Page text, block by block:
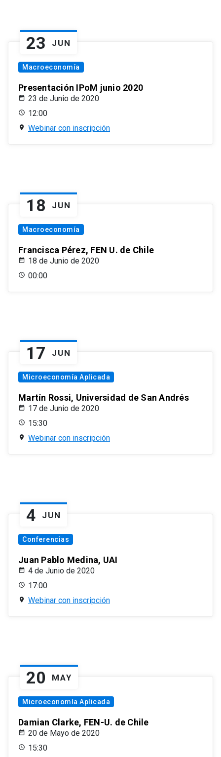
23 JUN
Macroeconomía
Presentación IPoM junio 2020
23 de Junio de 2020
12:00
Webinar con inscripción
18 JUN
Macroeconomía
Francisca Pérez, FEN U. de Chile
18 de Junio de 2020
00:00
17 JUN
Microeconomía Aplicada
Martín Rossi, Universidad de San Andrés
17 de Junio de 2020
15:30
Webinar con inscripción
4 JUN
Conferencias
Juan Pablo Medina, UAI
4 de Junio de 2020
17:00
Webinar con inscripción
20 MAY
Microeconomía Aplicada
Damian Clarke, FEN-U. de Chile
20 de Mayo de 2020
15:30